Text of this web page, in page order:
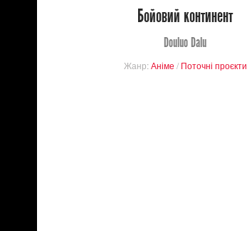
Бойовий континент
Douluo Dalu
Жанр: Аніме / Поточні проєкти